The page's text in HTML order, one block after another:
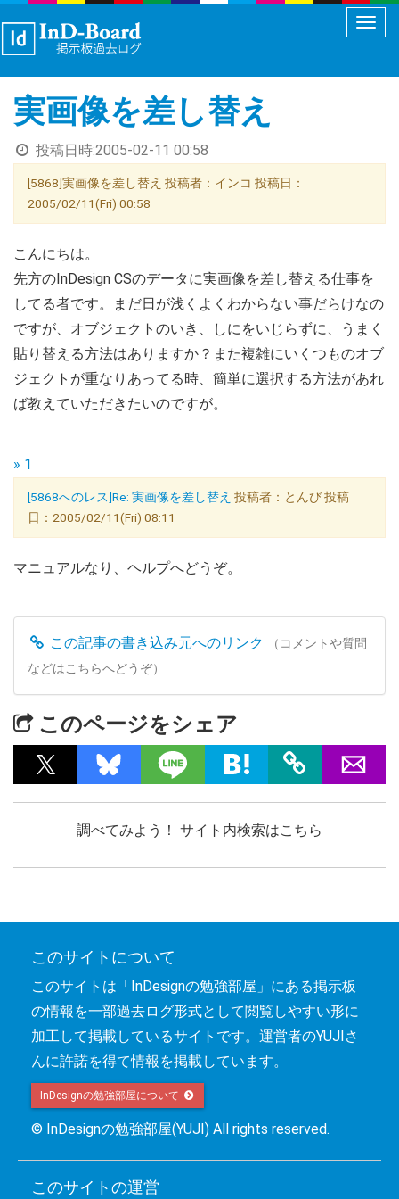
メ
ュ
実画像を差し替え
投稿日時:2005-02-11 00:58
[5868]実画像を差し替え 投稿者：インコ 投稿日：
2005/02/11(Fri) 00:58
こんにちは。
先方のInDesign CSのデータに実画像を差し替える仕事を
してる者です。まだ日が浅くよくわからない事だらけなの
ですが、オブジェクトのいき、しにをいじらずに、うまく
貼り替える方法はありますか？また複雑にいくつものオブ
ジェクトが重なりあってる時、簡単に選択する方法があれ
ば教えていただきたいのですが。
» 1
[5868へのレス]Re: 実画像を差し替え 投稿者：とんび 投稿
日：2005/02/11(Fri) 08:11
マニュアルなり、ヘルプへどうぞ。
この記事の書き込み元へのリンク
（コメントや質問
などはこちらへどうぞ）
このページをシェア
調べてみよう！ サイト内検索はこちら
このサイトについて
このサイトは「InDesignの勉強部屋」にある掲示板
の情報を一部過去ログ形式として閲覧しやすい形に
加工して掲載しているサイトです。運営者のYUJIさ
んに許諾を得て情報を掲載しています。
InDesignの勉強部屋について
© InDesignの勉強部屋(YUJI) All rights reserved.
このサイトの運営